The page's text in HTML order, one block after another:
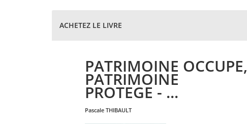
ACHETEZ LE LIVRE
PATRIMOINE OCCUPE,
PATRIMOINE
PROTEGE - ...
pascale THIBAULT